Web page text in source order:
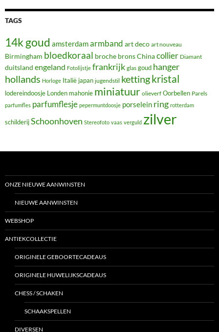
TAGS
14k goud amsterdamarmband art deco art nouveau
Birmingham bloedkoraal broche bronsChinacollier Diamant
duitsland engeland Fotolijstje frankrijk glas goud hanger
hollands Horloge Italië japan jugendstil kettingkristal
lodereindoosje Londen mahonie miniatuur olieverf Oorbellen Parels
parfumfles parfumflesje pepermuntdoosje porselein ring rotterdam
schilderijSchoonhoven Stereofoto vaas verguld zilver
ONZE NIEUWE AANWINSTEN
NIEUWE AANWINSTEN
WEBSHOP
ANTIEKCOLLECTIE
ORIGINELE GEBOORTECADEAUS
ORIGINELE HUWELIJKSCADEAUS
CHESS / SCHAKEN
SCHAAKSPELLEN
DIVERSEN